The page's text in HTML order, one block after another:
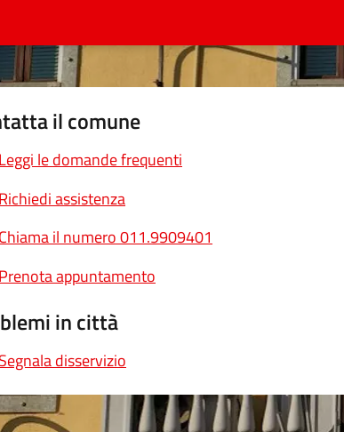
il comune
Leggi le domande frequenti
Richiedi assistenza
Chiama il numero 011.9909401
Prenota appuntamento
in città
Segnala disservizio